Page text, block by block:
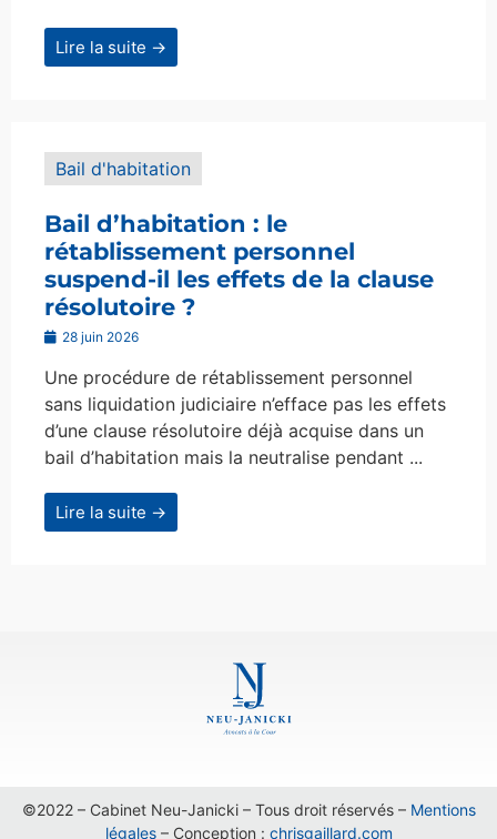
Lire la suite →
Bail d'habitation
Bail d’habitation : le
rétablissement personnel
suspend-il les effets de la clause
résolutoire ?
28 juin 2026
Une procédure de rétablissement personnel
sans liquidation judiciaire n’efface pas les effets
d’une clause résolutoire déjà acquise dans un
bail d’habitation mais la neutralise pendant ...
Lire la suite →
©2022 – Cabinet Neu-Janicki – Tous droit réservés – Mentions
légales– Conception : chrisgaillard.com